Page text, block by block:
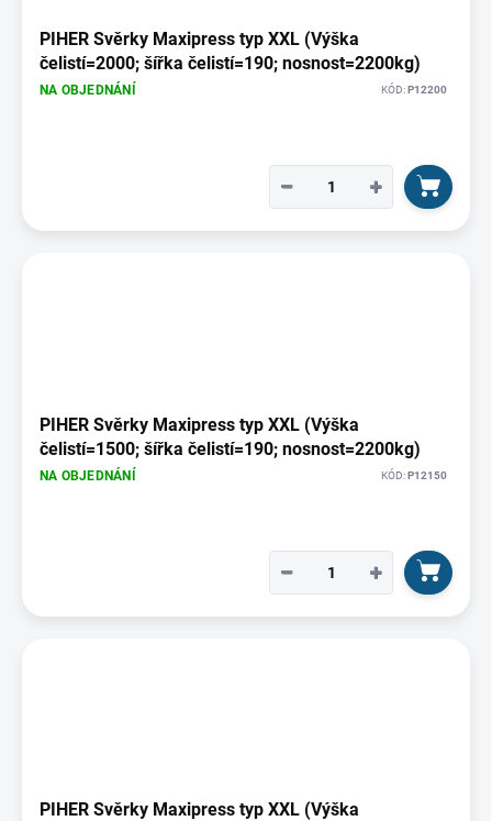
PIHER Svěrky Maxipress typ XXL (Výška
čelistí=2000; šířka čelistí=190; nosnost=2200kg)
NA OBJEDNÁNÍ KÓD:P12200
+
−
PIHER Svěrky Maxipress typ XXL (Výška
čelistí=1500; šířka čelistí=190; nosnost=2200kg)
NA OBJEDNÁNÍ KÓD:P12150
+
−
PIHER Svěrky Maxipress typ XXL (Výška